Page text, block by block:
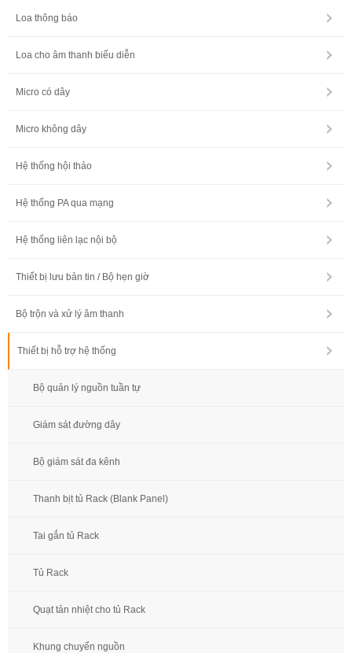
Loa thông báo
Loa cho âm thanh biểu diễn
Micro có dây
Micro không dây
Hệ thống hội thảo
Hệ thống PA qua mạng
Hệ thống liên lạc nội bộ
Thiết bị lưu bản tin / Bộ hẹn giờ
Bộ trộn và xử lý âm thanh
Thiết bị hỗ trợ hệ thống
Bộ quản lý nguồn tuần tự
Giám sát đường dây
Bộ giám sát đa kênh
Thanh bịt tủ Rack (Blank Panel)
Tai gắn tủ Rack
Tủ Rack
Quạt tản nhiệt cho tủ Rack
Khung chuyển nguồn